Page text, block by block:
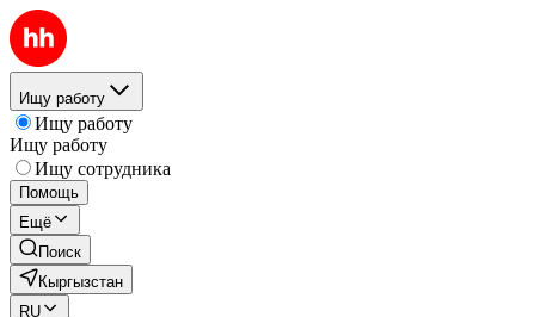
Ищу работу
Ищу работу
Ищу работу
Ищу сотрудника
Помощь
Ещё
Поиск
Кыргызстан
RU